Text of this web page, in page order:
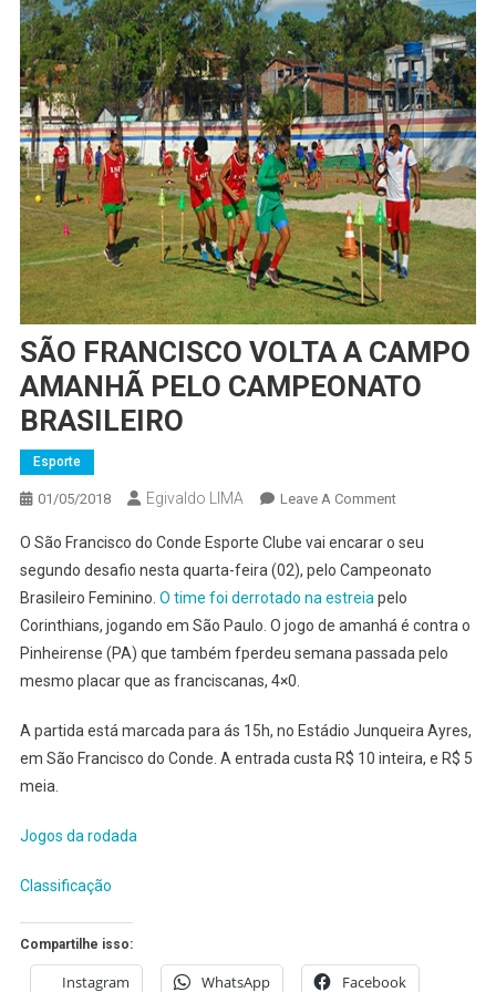
SÃO FRANCISCO VOLTA A CAMPO
AMANHÃ PELO CAMPEONATO
BRASILEIRO
Esporte
01/05/2018 Egivaldo LIMA Leave A CommentOn
FRANCISCO
VOLTA
A
CAMPO
AMANHÃ
BRASILEIRO
O São Francisco do Conde Esporte Clube vai encarar o seu
segundo desafio nesta quarta-feira (02), pelo Campeonato
Brasileiro Feminino. O time foi derrotado na estreia pelo
Corinthians, jogando em São Paulo. O jogo de amanhá é contra o
Pinheirense (PA) que também fperdeu semana passada pelo
mesmo placar que as franciscanas, 4×0.
A partida está marcada para ás 15h, no Estádio Junqueira Ayres,
em São Francisco do Conde. A entrada custa R$ 10 inteira, e R$ 5
meia.
Jogos da rodada
Classificação
Compartilhe isso:
Instagram WhatsApp Facebook